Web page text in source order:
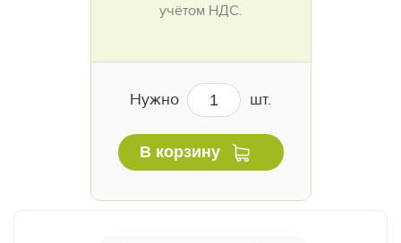
учётом НДС.
Нужно шт.
В корзину